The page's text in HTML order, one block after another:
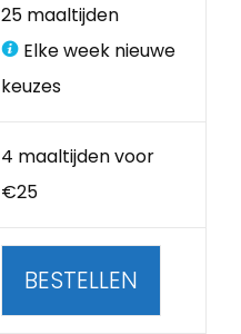
25 maaltijden
Elke week nieuwe
keuzes
4 maaltijden voor
€25
BESTELLEN